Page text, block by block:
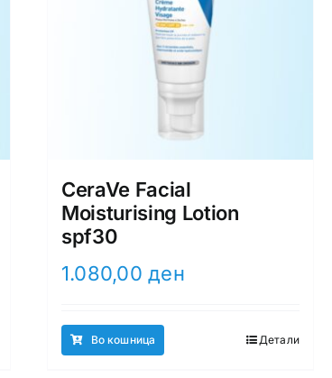
CeraVe Facial
Moisturising Lotion
spf30
1.080,00ден
Во кошница Детали